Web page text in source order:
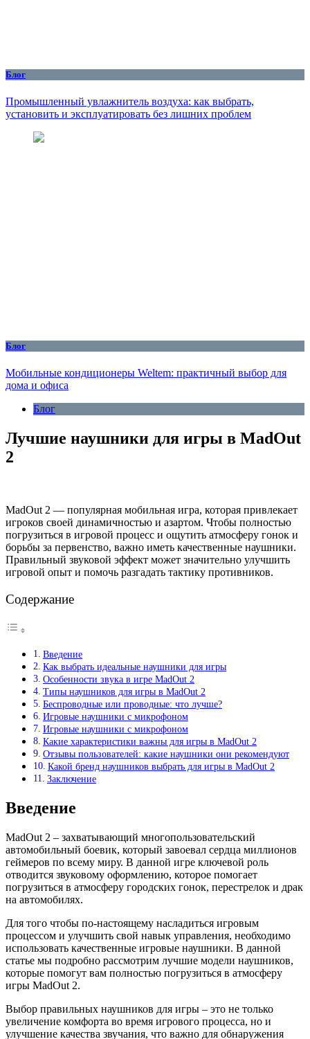
Блог
Промышленный увлажнитель воздуха: как выбрать,
установить и эксплуатировать без лишних проблем
Блог
Мобильные кондиционеры Weltem: практичный выбор для
дома и офиса
Блог
Лучшие наушники для игры в MadOut
2
MadOut 2 — популярная мобильная игра, которая привлекает
игроков своей динамичностью и азартом. Чтобы полностью
погрузиться в игровой процесс и ощутить атмосферу гонок и
борьбы за первенство, важно иметь качественные наушники.
Правильный звуковой эффект может значительно улучшить
игровой опыт и помочь разгадать тактику противников.
Содержание
Введение
Как выбрать идеальные наушники для игры
Особенности звука в игре MadOut 2
Типы наушников для игры в MadOut 2
Беспроводные или проводные: что лучше?
Игровые наушники с микрофоном
Игровые наушники с микрофоном
Какие характеристики важны для игры в MadOut 2
Отзывы пользователей: какие наушники они рекомендуют
Какой бренд наушников выбрать для игры в MadOut 2
Заключение
Введение
MadOut 2 – захватывающий многопользовательский
автомобильный боевик, который завоевал сердца миллионов
геймеров по всему миру. В данной игре ключевой роль
отводится звуковому оформлению, которое помогает
погрузиться в атмосферу городских гонок, перестрелок и драк
на автомобилях.
Для того чтобы по-настоящему насладиться игровым
процессом и улучшить свой навык управления, необходимо
использовать качественные игровые наушники. В данной
статье мы подробно рассмотрим лучшие модели наушников,
которые помогут вам полностью погрузиться в атмосферу
игры MadOut 2.
Выбор правильных наушников для игры – это не только
увеличение комфорта во время игрового процесса, но и
улучшение качества звучания, что важно для обнаружения